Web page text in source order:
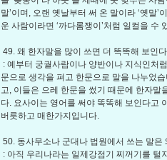
말’이며, 오랜 옛날부터 써 온 말이라 ‘옛말’
운 사람이라면 ‘까다롬쟁이’처럼 일컬을 수
49. 왜 한자말을 많이 쓰면 더 똑똑해 보인
: 예부터 궁궐사람이나 양반이나 지식인처
문으로 생각을 펴고 한문으로 말을 나누었
고, 이들은 으레 한문을 썼기 때문에 한자말
다. 요사이는 영어를 써야 똑똑해 보인다고
버릇하고 매한가지입니다.
50. 동사무소나 군대나 법원에서 쓰는 말은
: 아직 우리나라는 일제강점기 찌꺼기를 털